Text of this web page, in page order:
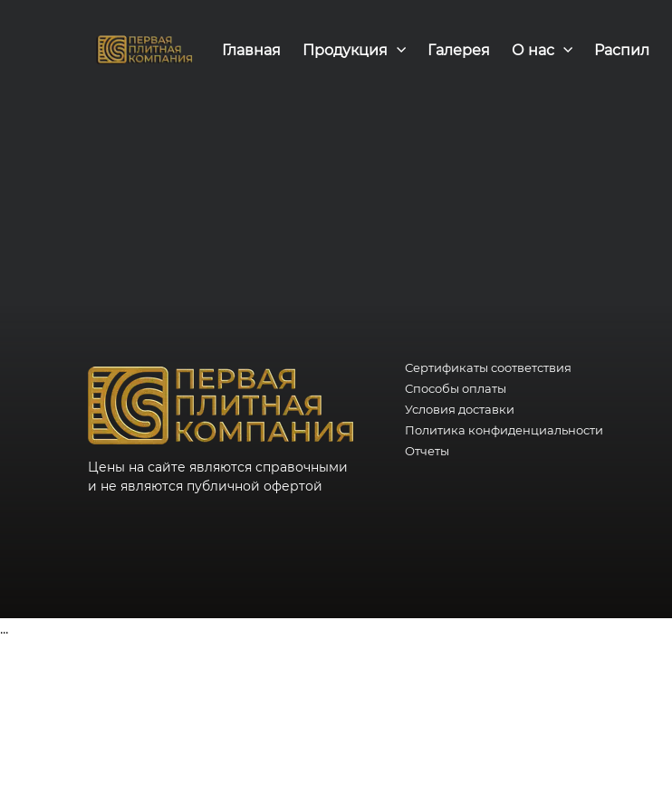
Главная Продукция Галерея О нас Распил
Цены на сайте являются справочными
и не являются публичной офертой
Сертификаты соответствия
Способы оплаты
Условия доставки
Политика конфиденциальности
Отчеты
...